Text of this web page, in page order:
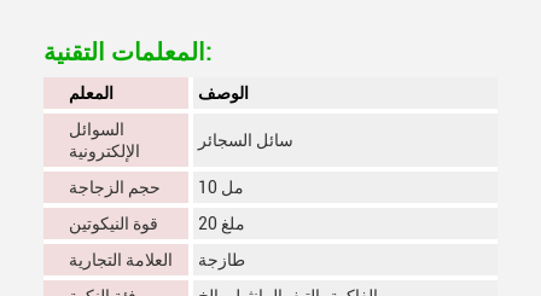
المعلمات التقنية:
المعلم
الوصف
السوائل
الإلكترونية
سائل السجائر
حجم الزجاجة
10 مل
قوة النيكوتين
20 ملغ
العلامة التجارية
طازجة